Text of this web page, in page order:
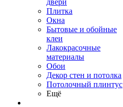
двери
Плитка
Окна
Бытовые и обойные
клеи
Лакокрасочные
материалы
Обои
Декор стен и потолка
Потолочный плинтус
Ещё